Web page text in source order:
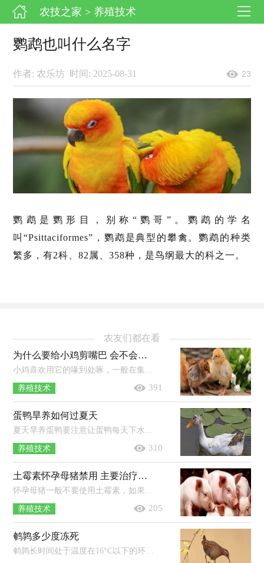
农技之家 > 养殖技术
鹦鹉也叫什么名字
作者: 农乐坊 时间: 2025-08-31 23
鹦鹉是鹦形目，别称“鹦哥”。鹦鹉的学名
叫“Psittaciformes”，鹦鹉是典型的攀禽。鹦鹉的种类
繁多，有2科、82属、358种，是鸟纲最大的科之一。
农友们都在看
为什么要给小鸡剪嘴巴 会不会影响进食
小鸡喜欢用它的喙到处啄，一般在集体养殖时，就会出现打架的现象，所以减掉它的啄可以有效避免这些现象发生。鸡的喙像鹰嘴一样是个钩形...
养殖技术 391
蛋鸭旱养如何过夏天
夏天旱养蛋鸭要注意让蛋鸭每天下水3-4次，每次10分钟左右，上水后让鸭子在阴凉处休息，就可以帮助蛋鸭度过夏天。旱养一般2000只蛋鸭只...
养殖技术 310
土霉素怀孕母猪禁用 主要治疗猪的什么病
怀孕母猪一般不要使用土霉素，如果怀孕母猪的臂部和颈部毛孔出现铁锈色针尖状大小的锈色点，可能是母猪身体里的内毒素过多所致，如吃食...
养殖技术 205
鹌鹑多少度冻死
鹌鹑长时间处于温度在16°C以下的环境中就有可能会冻死。鹌鹑是一类候鸟，常栖居于气候温暖的地方，是稚科中迁徙能力相对较弱的一种，...